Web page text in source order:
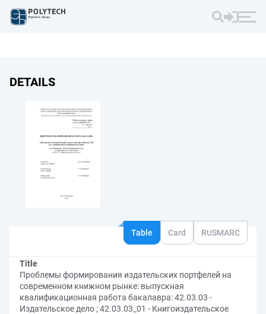
DETAILS
Table Card RUSMARC
Title
Проблемы формирования издательских портфелей на
современном книжном рынке: выпускная
квалификационная работа бакалавра: 42.03.03 -
Издательское дело ; 42.03.03_01 - Книгоиздательское